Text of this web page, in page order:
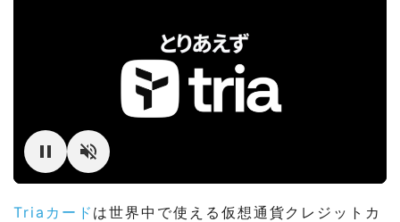
Triaカード は世界中で使える仮想通貨クレジットカ